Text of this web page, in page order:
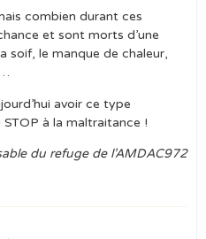
combien durant ces
et sont morts d’une
soif, le manque de chaleur,
avoir ce type
à la maltraitance !
du refuge de l’AMDAC972